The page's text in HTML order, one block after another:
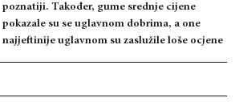
poznatiji. Također, gume srednje cijene
pokazale su se uglavnom dobrima, a one
najjeftinije uglavnom su zaslužile loše ocjene